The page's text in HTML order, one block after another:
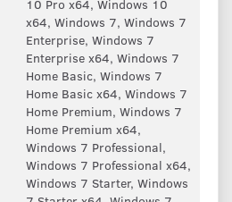
10 Pro x64, Windows 10
x64, Windows 7, Windows 7
Enterprise, Windows 7
Enterprise x64, Windows 7
Home Basic, Windows 7
Home Basic x64, Windows 7
Home Premium, Windows 7
Home Premium x64,
Windows 7 Professional,
Windows 7 Professional x64,
Windows 7 Starter, Windows